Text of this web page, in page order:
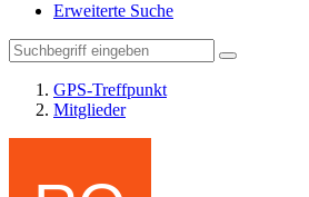
Erweiterte Suche
GPS-Treffpunkt
Mitglieder